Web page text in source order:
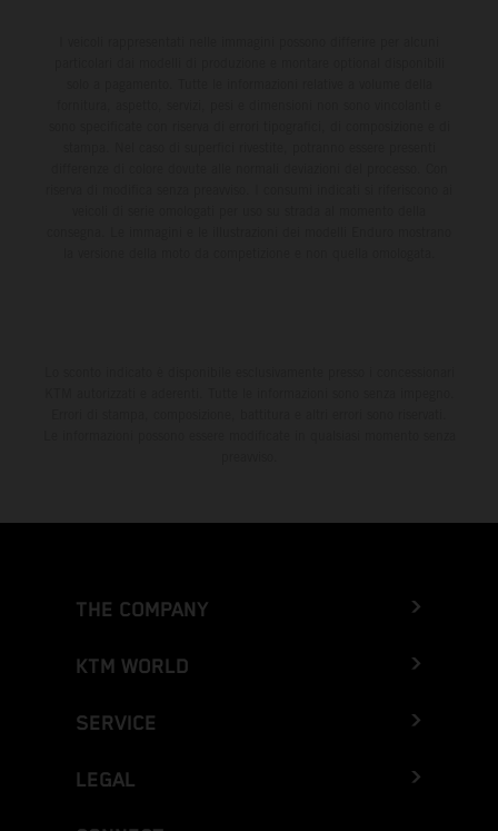
THE COMPANY
KTM WORLD
SERVICE
LEGAL